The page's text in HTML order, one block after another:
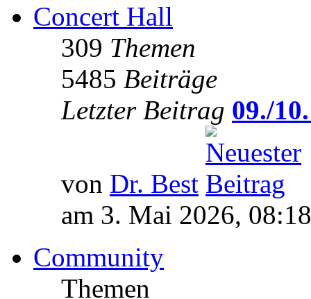
Concert Hall
309 Themen
5485 Beiträge
Letzter Beitrag 09./
von Dr. Best
am 3. Mai 2026, 08:18
Community
Themen